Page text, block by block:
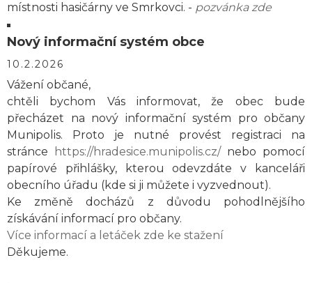
místnosti hasičárny ve Smrkovci. - pozvánka zde
Nový informační systém obce
10.2.2026
Vážení občané,
chtěli bychom Vás informovat, že obec bude
přecházet na nový informační systém pro občany
Munipolis. Proto je nutné provést registraci na
stránce
https://hradesice.munipolis.cz/nebo pomocí
papírové přihlášky, kterou odevzdáte v kanceláři
obecního úřadu (kde si ji můžete i vyzvednout).
Ke změně docházů z důvodu pohodlnějšího
získávání informací pro občany.
Více informací a letáček zde ke stažení
Děkujeme.